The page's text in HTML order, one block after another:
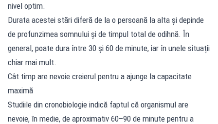
nivel optim.
Durata acestei stări diferă de la o persoană la alta și depinde
de profunzimea somnului și de timpul total de odihnă. În
general, poate dura între 30 și 60 de minute, iar în unele situații
chiar mai mult.
Cât timp are nevoie creierul pentru a ajunge la capacitate
maximă
Studiile din cronobiologie indică faptul că organismul are
nevoie, în medie, de aproximativ 60–90 de minute pentru a